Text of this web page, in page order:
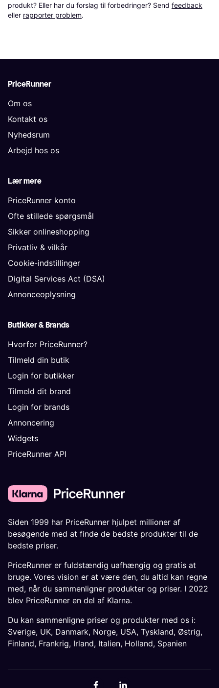
produkt? Eller har du forslag til forbedringer? Send feedback
eller rapporter problem.
PriceRunner
Om os
Kontakt os
Nyhedsrum
Arbejd hos os
Lær mere
PriceRunner konto
Ofte stillede spørgsmål
Sikker onlineshopping
Privatliv & vilkår
Cookie-indstillinger
Digital Services Act (DSA)
Annonceoplysning
Butikker & Brands
Hvorfor PriceRunner?
Tilmeld din butik
Login for butikker
Tilmeld dit brand
Login for brands
Annoncering
Widgets
PriceRunner API
Siden 1999 har PriceRunner hjulpet millioner af
besøgende med at finde de bedste produkter til de
bedste priser.
PriceRunner er fuldstændig uafhængig og gratis at
bruge. Vores vision er at være den, du altid kan regne
med, når du sammenligner produkter og priser. I 2022
blev PriceRunner en del af Klarna.
Du kan sammenligne priser og produkter med os i:
Sverige, UK, Danmark, Norge, USA, Tyskland, Østrig,
Finland, Frankrig, Irland, Italien, Holland, Spanien